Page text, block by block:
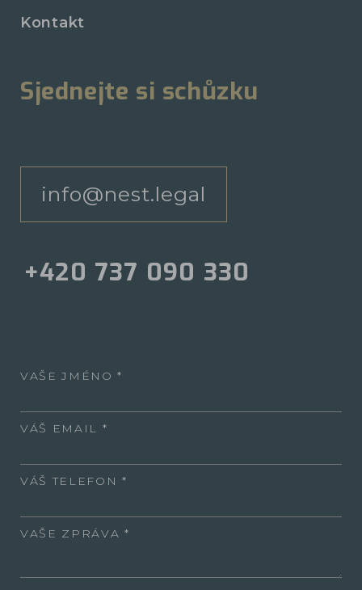
Kontakt
Sjednejte si schůzku
info@nest.legal
+420 737 090 330
VAŠE JMÉNO
VÁŠ EMAIL
VÁŠ TELEFON
VAŠE ZPRÁVA